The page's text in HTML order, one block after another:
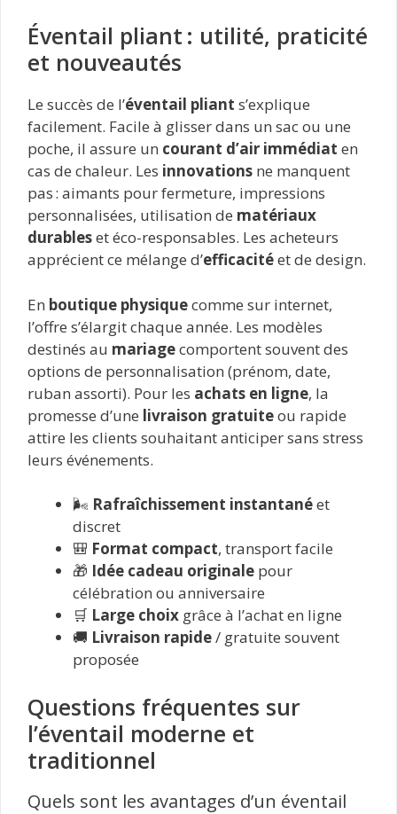
Éventail pliant : utilité, praticité
et nouveautés
Le succès de l’éventail pliant s’explique
facilement. Facile à glisser dans un sac ou une
poche, il assure un courant d’air immédiat en
cas de chaleur. Les innovations ne manquent
pas : aimants pour fermeture, impressions
personnalisées, utilisation de matériaux
durableset éco-responsables. Les acheteurs
apprécient ce mélange d’efficacitéet de design.
En boutique physiquecomme sur internet,
l’offre s’élargit chaque année. Les modèles
destinés au mariagecomportent souvent des
options de personnalisation (prénom, date,
ruban assorti). Pour les achats en ligne, la
promesse d’une livraison gratuiteou rapide
attire les clients souhaitant anticiper sans stress
leurs événements.
🌬️ Rafraîchissement instantanéet
discret
🎒 Format compact, transport facile
🎁 Idée cadeau originale pour
célébration ou anniversaire
🛒 Large choix grâce à l’achat en ligne
🚚 Livraison rapide/ gratuite souvent
proposée
Questions fréquentes sur
l’éventail moderne et
traditionnel
Quels sont les avantages d’un éventail